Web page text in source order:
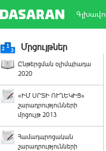
Մրցույթներ
Ընթերցման օլիմպիադա
2020
«ԻՄ ՍՐՏԻ ՈՒՂԵԿԻՑ»
շարադրությունների
մրցույթ 2013
Համադպրոցական
շարադրությունների